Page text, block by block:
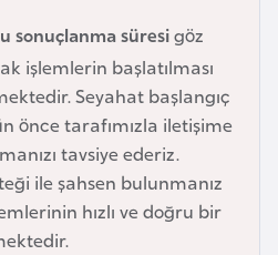
sonuçlanma süresigöz
işlemlerin başlatılması
Seyahat başlangıç
önce tarafımızla iletişime
tavsiye ederiz.
ile şahsen bulunmanız
hızlı ve doğru bir